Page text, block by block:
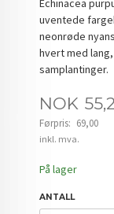
Echinacea
uventede
neonrøde
hvert med
samplantinger.
Tilbud
NOK
Førpris: 69,00
Rabatt
inkl. mva.
På lager
ANTALL